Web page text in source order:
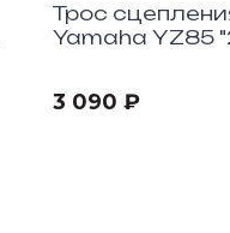
Трос
Yamaha YZ85
3 090 ₽